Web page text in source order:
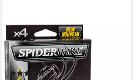
SPIDERWIRE
Angelschnur Dura 4 Green
Spiderwire 0,10 bis 0,40mm -
150m geflochtene
(1)